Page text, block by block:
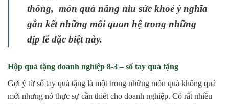
thống, món quà nâng niu sức khoẻ ý nghĩa
gắn kết những mối quan hệ trong những
dịp lễ đặc biệt này.
Hộp quà tặng doanh nghiệp 8-3 – sổ tay quà tặng
Gợi ý từ sổ tay quà tặng là một trong những món quà không quá
mới nhưng nó thực sự cần thiết cho doanh nghiệp. Có rất nhiều